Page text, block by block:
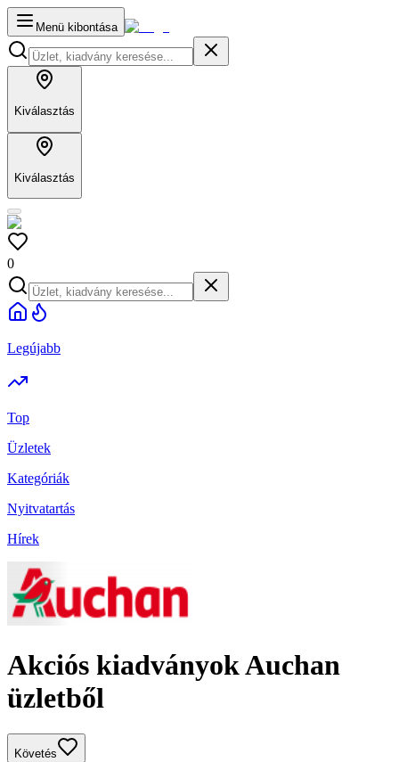
Menü kibontása
Kiválasztás
Kiválasztás
0
Legújabb
Top
Üzletek
Kategóriák
Nyitvatartás
Hírek
Akciós kiadványok Auchan
üzletből
Követés